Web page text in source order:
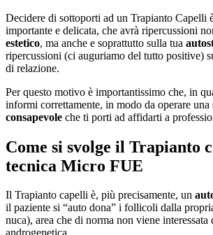
Decidere di sottoporti ad un Trapianto Capelli
importante e delicata, che avrà ripercussioni
estetico, ma anche e soprattutto sulla tua
ripercussioni (ci auguriamo del tutto positive)
di relazione.
Per questo motivo è importantissimo che, in
informi correttamente, in modo da operare una
consapevole che ti porti ad affidarti a
Come si svolge il Trapianto
tecnica Micro FUE​
Il Trapianto capelli è, più precisamente, un
il paziente si “auto dona” i follicoli dalla
nuca), area che di norma non viene interessata